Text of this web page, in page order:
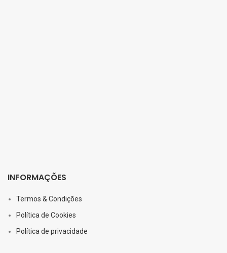
INFORMAÇÕES
Termos & Condições
Política de Cookies
Política de privacidade